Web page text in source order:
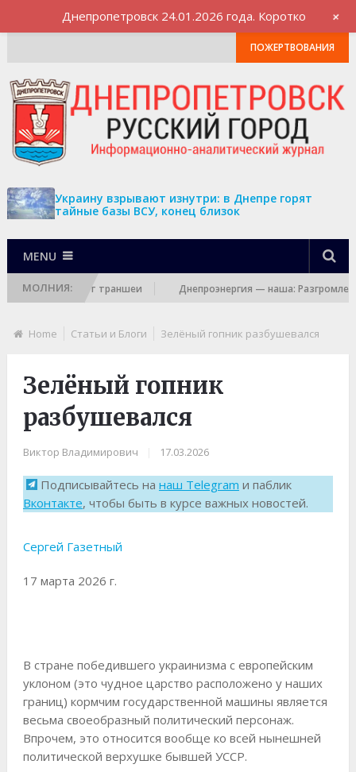
ПОЖЕРТВОВАНИЯ
Украину взрывают изнутри: в Днепре горят
тайные базы ВСУ, конец близок
MENU
МОЛНИЯ:
и роет траншеи Днепроэнергия — наша: Разгромлена
Home Статьи и Блоги Зелёный гопник разбушевался
Зелёный гопник
разбушевался
Виктор Владимирович 17.03.2026
Подписывайтесь на наш Telegram и паблик
Вконтакте, чтобы быть в курсе важных новостей.
Сергей Газетный
17 марта 2026 г.
В стране победившего украинизма с европейским
уклоном (это чудное царство расположено у наших
границ) кормчим государственной машины является
весьма своеобразный политический персонаж.
Впрочем, это относится вообще ко всей нынешней
политической верхушке бывшей УССР.
Днепропетровск 24.01.2026 года. Коротко +